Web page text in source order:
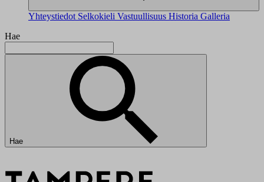
Yhteystiedot Selkokieli Vastuullisuus Historia Galleria
Hae
Hae